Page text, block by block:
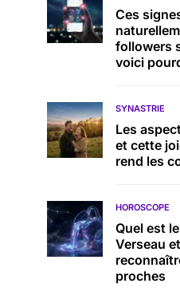
Ces
followers
voici
SYNASTRIE
Les
et cette
rend les
HOROSCOPE
Quel est
Verseau
proches